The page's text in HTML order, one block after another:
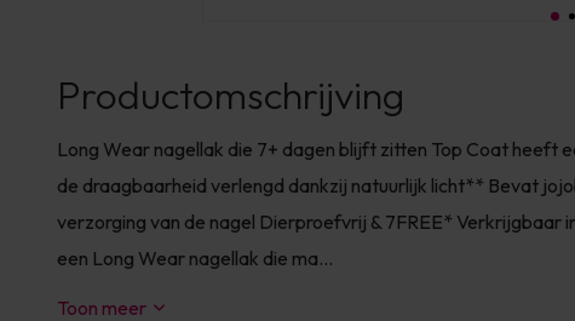
Productomschrijving
Long Wear nagellak die 7+ dagen blijft zitten Top Coat heeft
de draagbaarheid verlengd dankzij natuurlijk licht** Bevat
verzorging van de nagel Dierproefvrij & 7FREE* Verkrijgbaar
een Long Wear nagellak die ma...
Toon meer